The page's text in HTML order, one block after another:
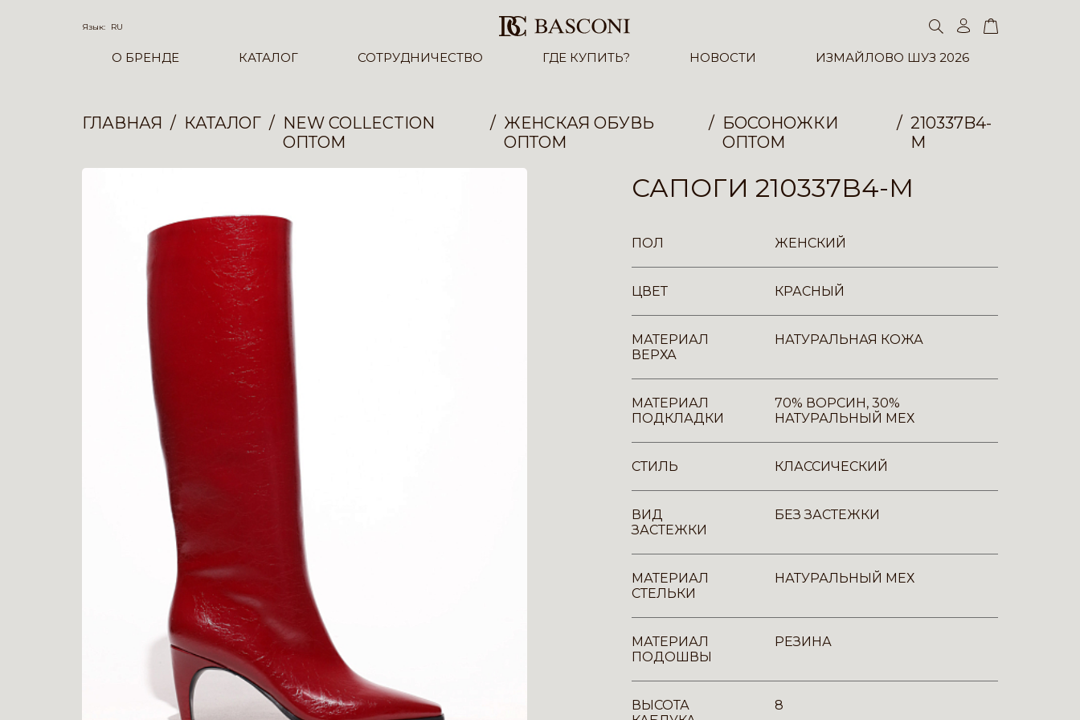
Язык: RU
О БРЕНДЕ КАТАЛОГ СОТРУДНИЧЕСТВО ГДЕ КУПИТЬ? НОВОСТИ ИЗМАЙЛОВО ШУЗ 2026
ГЛАВНАЯ КАТАЛОГ
NEW COLLECTION
ОПТОМ
ЖЕНСКАЯ ОБУВЬ
ОПТОМ
БОСОНОЖКИ
ОПТОМ
210337B4-
M
САПОГИ 210337B4-M
ПОЛ ЖЕНСКИЙ
ЦВЕТ КРАСНЫЙ
МАТЕРИАЛ
ВЕРХА
НАТУРАЛЬНАЯ КОЖА
МАТЕРИАЛ
ПОДКЛАДКИ
70% ВОРСИН, 30%
НАТУРАЛЬНЫЙ МЕХ
СТИЛЬ КЛАССИЧЕСКИЙ
ВИД
ЗАСТЕЖКИ
БЕЗ ЗАСТЕЖКИ
МАТЕРИАЛ
СТЕЛЬКИ
НАТУРАЛЬНЫЙ МЕХ
МАТЕРИАЛ
ПОДОШВЫ
РЕЗИНА
ВЫСОТА
8